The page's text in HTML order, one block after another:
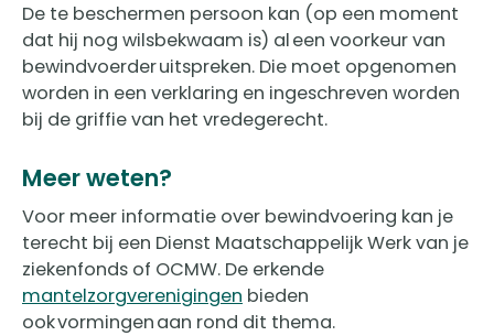
De te beschermen persoon kan (op een moment
dat hij nog wilsbekwaam is) al een voorkeur van
bewindvoerder uitspreken. Die moet opgenomen
worden in een verklaring en ingeschreven worden
bij de griffie van het vredegerecht.
Meer weten?
Voor meer informatie over bewindvoering kan je
terecht bij een Dienst Maatschappelijk Werk van je
ziekenfonds of OCMW. De erkende
mantelzorgverenigingen bieden
ook vormingen aan rond dit thema.